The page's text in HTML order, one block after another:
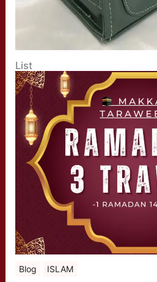
List
Blog ISLAM